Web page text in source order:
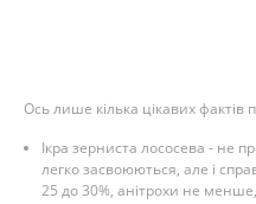
Ось лише кілька цікавих фактів
Ікра зерниста лососева - не
легко засвоюються, але і
25 до 30%, анітрохи не менше,